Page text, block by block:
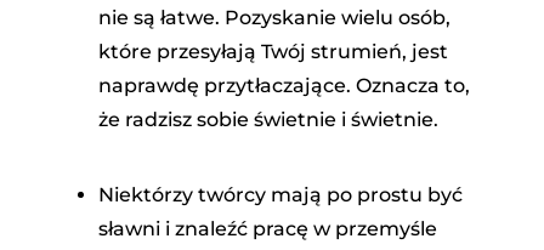
nie są łatwe. Pozyskanie wielu osób,
które przesyłają Twój strumień, jest
naprawdę przytłaczające. Oznacza to,
że radzisz sobie świetnie i świetnie.
Niektórzy twórcy mają po prostu być
sławni i znaleźć pracę w przemyśle